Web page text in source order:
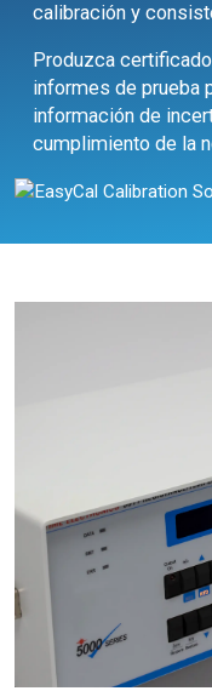
calibración y
Produzca
informes de prueba
información de
cumplimiento de la